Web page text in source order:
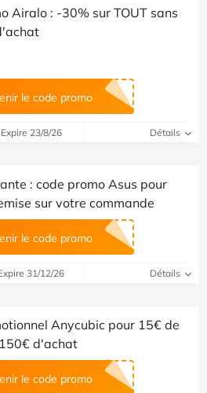
Airalo : -30% sur TOUT sans
le code promo
Expire 23/8/26 Détails
: code promo Asus pour
sur votre commande
le code promo
31/12/26 Détails
Anycubic pour 15€ de
d'achat
le code promo